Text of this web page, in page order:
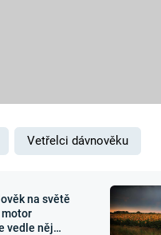
Zajímavosti
Vetřelci dávnověku
na světě
vedle něj